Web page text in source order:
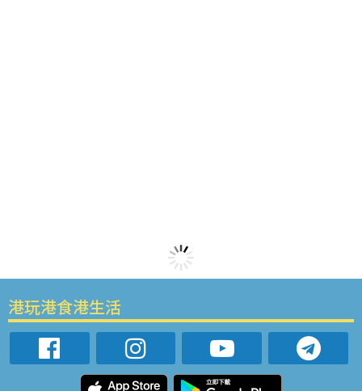
港玩港食港生活